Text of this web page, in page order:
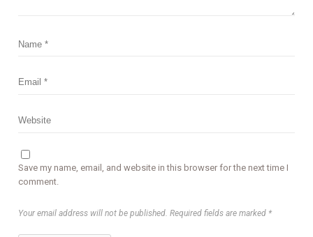
Save my name, email, and website in this browser for the next time I
comment.
Your email address will not be published. Required fields are marked *